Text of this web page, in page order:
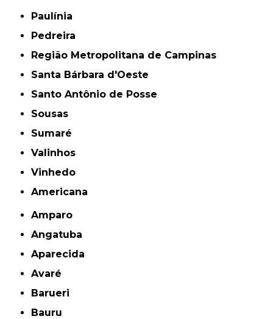
Paulínia
Pedreira
Região Metropolitana de Campinas
Santa Bárbara d'Oeste
Santo Antônio de Posse
Sousas
Sumaré
Valinhos
Vinhedo
americana
Amparo
Angatuba
Aparecida
Avaré
Barueri
Bauru